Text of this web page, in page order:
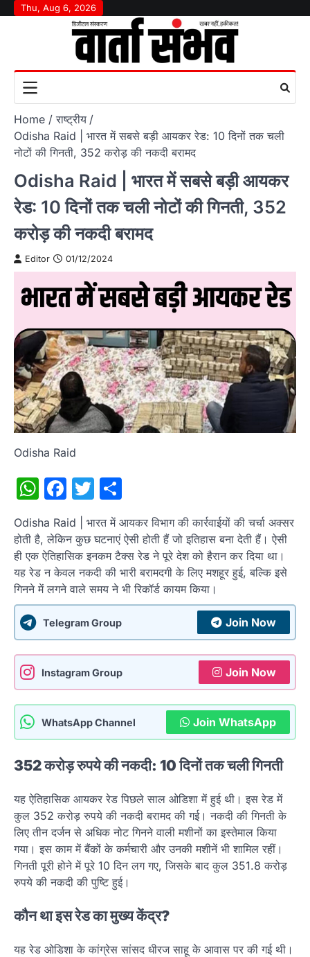
SkipThu, Aug 6, 2026
Home
राष्‍ट्रीय
Odisha Raid | भारत में सबसे बड़ी आयकर रेड: 10 दिनों तक चली
नोटों की गिनती, 352 करोड़ की नकदी बरामद
Odisha Raid | भारत में सबसे बड़ी आयकर
रेड: 10 दिनों तक चली नोटों की गिनती, 352
करोड़ की नकदी बरामद
Editor 01/12/2024
Odisha Raid
WhatsApp
Facebook
Twitter
Odisha Raid | भारत में आयकर विभाग की कार्रवाईयों की चर्चा अक्सर
होती है, लेकिन कुछ घटनाएं ऐसी होती हैं जो इतिहास बना देती हैं। ऐसी
ही एक ऐतिहासिक इनकम टैक्स रेड ने पूरे देश को हैरान कर दिया था।
यह रेड न केवल नकदी की भारी बरामदगी के लिए मशहूर हुई, बल्कि इसे
गिनने में लगने वाले समय ने भी रिकॉर्ड कायम किया।
Telegram Group Join Now
Instagram Group Join Now
WhatsApp Channel Join WhatsApp
352 करोड़ रुपये की नकदी: 10 दिनों तक चली गिनती
यह ऐतिहासिक आयकर रेड पिछले साल ओडिशा में हुई थी। इस रेड में
कुल 352 करोड़ रुपये की नकदी बरामद की गई। नकदी की गिनती के
लिए तीन दर्जन से अधिक नोट गिनने वाली मशीनों का इस्तेमाल किया
गया। इस काम में बैंकों के कर्मचारी और उनकी मशीनें भी शामिल रहीं।
गिनती पूरी होने में पूरे 10 दिन लग गए, जिसके बाद कुल 351.8 करोड़
रुपये की नकदी की पुष्टि हुई।
कौन था इस रेड का मुख्य केंद्र?
यह रेड ओडिशा के कांग्रेस सांसद धीरज साहू के आवास पर की गई थी।